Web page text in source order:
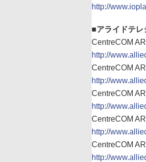
http://
■アライドテレ
CentreCOM
http://
CentreCOM
http://
CentreCOM
http://
CentreCOM
http://
CentreCOM
http://